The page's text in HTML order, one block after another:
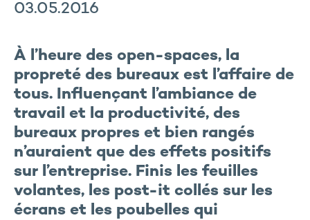
03.05.2016
À l’heure des open-spaces, la
propreté des bureaux est l’affaire de
tous. Influençant l’ambiance de
travail et la productivité, des
bureaux propres et bien rangés
n’auraient que des effets positifs
sur l’entreprise. Finis les feuilles
volantes, les post-it collés sur les
écrans et les poubelles qui